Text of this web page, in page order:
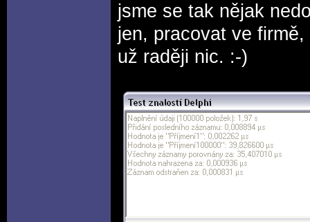
jsme se tak nějak
jen, pracovat ve
už raději nic. :-)